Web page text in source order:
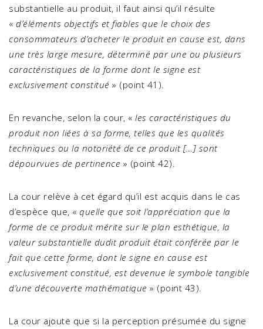
substantielle au produit, il faut ainsi qu’il résulte
« d’éléments objectifs et fiables que le choix des
consommateurs d’acheter le produit en cause est, dans
une très large mesure, déterminé par une ou plusieurs
caractéristiques de la forme dont le signe est
exclusivement constitué » (point 41).
En revanche, selon la cour, « les caractéristiques du
produit non liées à sa forme, telles que les qualités
techniques ou la notoriété de ce produit […] sont
dépourvues de pertinence » (point 42).
La cour relève à cet égard qu’il est acquis dans le cas
d’espèce que, « quelle que soit l’appréciation que la
forme de ce produit mérite sur le plan esthétique, la
valeur substantielle dudit produit était conférée par le
fait que cette forme, dont le signe en cause est
exclusivement constitué, est devenue le symbole tangible
d’une découverte mathématique » (point 43).
La cour ajoute que si la perception présumée du signe